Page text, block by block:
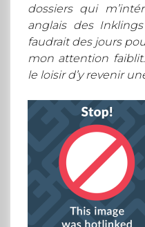
dossiers qui
anglais des
faudrait des jours
mon attention
le loisir d’y revenir